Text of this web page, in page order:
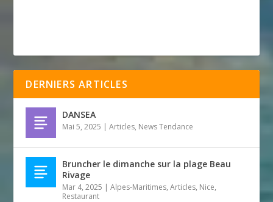
DERNIERS ARTICLES
DANSEA
Mai 5, 2025 |Articles, News Tendance
Bruncher le dimanche sur la plage Beau
Rivage
Mar 4, 2025 |Alpes-Maritimes,Articles, Nice,
Restaurant